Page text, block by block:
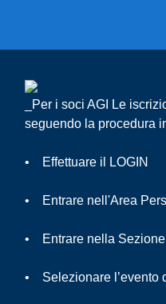
_Per i soci AGI Le
seguendo la procedura
• Effettuare il LOGIN
• Entrare nell'Area
• Entrare nella Sezione
• Selezionare l’evento